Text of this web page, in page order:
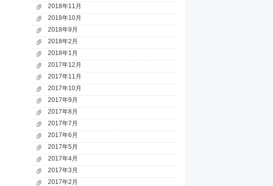
2018年11月
2018年10月
2018年9月
2018年2月
2018年1月
2017年12月
2017年11月
2017年10月
2017年9月
2017年8月
2017年7月
2017年6月
2017年5月
2017年4月
2017年3月
2017年2月